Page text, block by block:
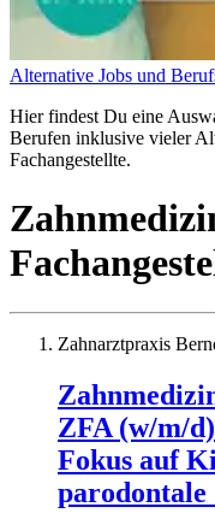
Alternative Jobs und
Hier findest Du eine
Berufen inklusive vieler
Fachangestellte.
Zahnarztpraxis
ZFA (w/m/
Fokus auf
parodontale